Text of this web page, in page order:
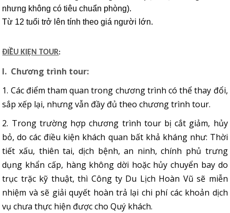
nhưng không có tiêu chuẩn phòng).
Từ 12 tuổi trở lên tính theo giá người lớn.
ĐIỀU KIỆN TOUR:
I. Chương trình tour:
1. Các điểm tham quan trong chương trình có thể thay đổi,
sắp xếp lại, nhưng vẫn đầy đủ theo chương trình tour.
2. Trong trường hợp chương trình tour bị cắt giảm, hủy
bỏ, do các điều kiện khách quan bất khả kháng như: Thời
tiết xấu, thiên tai, dịch bệnh, an ninh, chính phủ trưng
dụng khẩn cấp, hàng không dời hoặc hủy chuyển bay do
trục trặc kỹ thuật, thì Công ty Du Lịch Hoàn Vũ sẽ miễn
nhiệm và sẽ giải quyết hoàn trả lại chi phí các khoản dịch
vụ chưa thực hiện được cho Quý khách.